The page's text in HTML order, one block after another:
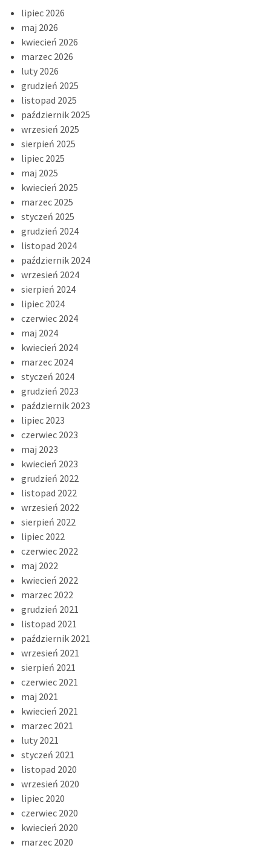
lipiec 2026
maj 2026
kwiecień 2026
marzec 2026
luty 2026
grudzień 2025
listopad 2025
październik 2025
wrzesień 2025
sierpień 2025
lipiec 2025
maj 2025
kwiecień 2025
marzec 2025
styczeń 2025
grudzień 2024
listopad 2024
październik 2024
wrzesień 2024
sierpień 2024
lipiec 2024
czerwiec 2024
maj 2024
kwiecień 2024
marzec 2024
styczeń 2024
grudzień 2023
październik 2023
lipiec 2023
czerwiec 2023
maj 2023
kwiecień 2023
grudzień 2022
listopad 2022
wrzesień 2022
sierpień 2022
lipiec 2022
czerwiec 2022
maj 2022
kwiecień 2022
marzec 2022
grudzień 2021
listopad 2021
październik 2021
wrzesień 2021
sierpień 2021
czerwiec 2021
maj 2021
kwiecień 2021
marzec 2021
luty 2021
styczeń 2021
listopad 2020
wrzesień 2020
lipiec 2020
czerwiec 2020
kwiecień 2020
marzec 2020